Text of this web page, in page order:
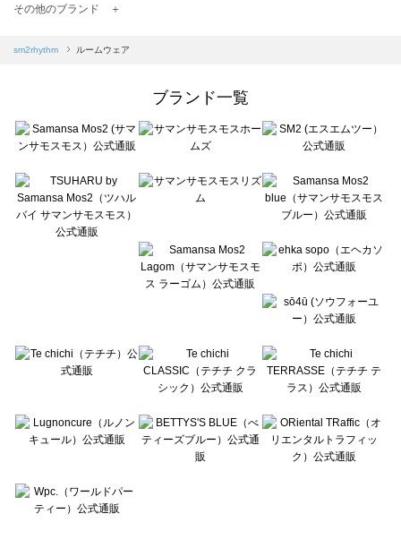
TSUHARU by Samansa Mos2（ツハルバイサマンサモスモス）のルームウェア一覧
Samansa Mos2 blue（サマンサモスモス ブルー）のルームウェア一覧
sō4ū（ソウフォーユー）のルームウェア一覧
Te chichi（テチチ）のルームウェア一覧
Te chichi CLASSIC（テチチ クラシック）のルームウェア一覧
Lugnoncure（ルノンキュール）のルームウェア一覧
BETTY'S BLUE（べティーズブルー）のルームウェア一覧
Wpc.（ワールドパーティー）のルームウェア一覧
その他のブランド ＋
sm2rhythm ルームウェア
ブランド一覧